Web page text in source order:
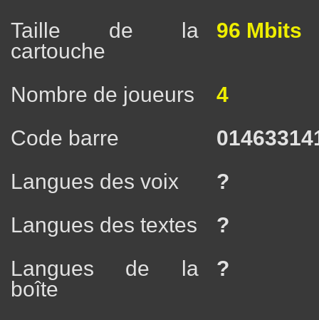
Taille de la
cartouche
96 Mbits
Nombre de joueurs
4
Code barre
Langues des voix
?
Langues des textes
?
Langues de la
boîte
?